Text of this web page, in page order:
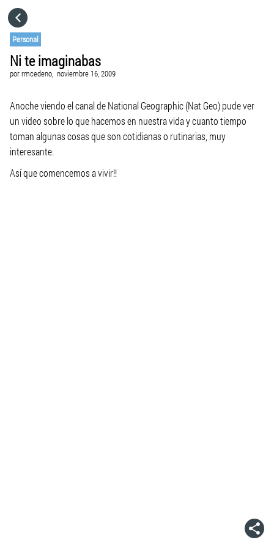
Personal
Ni te imaginabas
porrmcedeno, noviembre 16, 2009
Anoche viendo el canal de National Geographic (Nat Geo) pude ver
un video sobre lo que hacemos en nuestra vida y cuanto tiempo
toman algunas cosas que son cotidianas o rutinarias, muy
interesante.
Así que comencemos a vivir!!
IR A
VISITA EL SITIO WEB